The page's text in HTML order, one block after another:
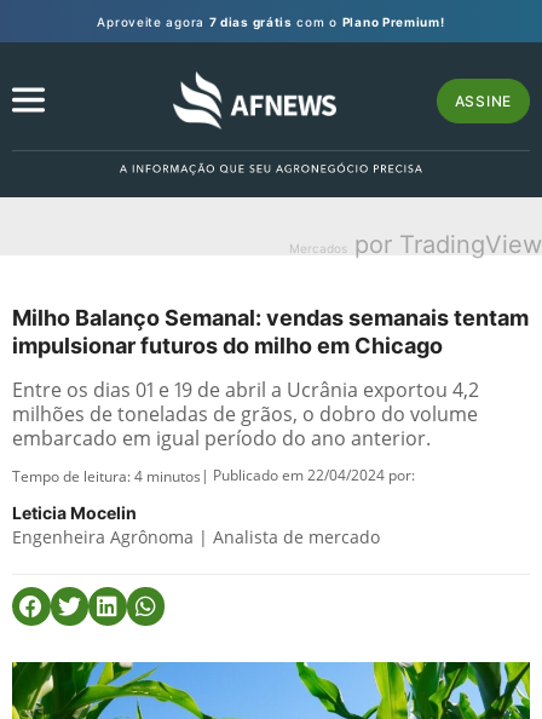
Aproveite agora 7 dias grátis com o Plano Premium!
ASSINE
Mercados por TradingView
Milho Balanço Semanal: vendas semanais tentam
impulsionar futuros do milho em Chicago
Entre os dias 01 e 19 de abril a Ucrânia exportou 4,2
milhões de toneladas de grãos, o dobro do volume
embarcado em igual período do ano anterior.
Tempo de leitura:4 minutos | Publicado em 22/04/2024 por:
Leticia Mocelin
Engenheira Agrônoma | Analista de mercado